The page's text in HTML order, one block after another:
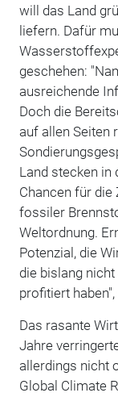
will das Land
liefern. Dafür
geschehen:
ausreichende
Doch die
auf allen Seiten
Land stecken
Chancen für die
fossiler
Weltordnung.
Potenzial, die
die bislang
profitiert
Das rasante
Jahre
allerdings nicht
Global Climate